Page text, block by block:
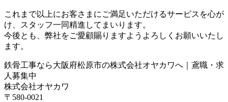
これまで以上にお客さまにご満足いただけるサービスを心が
け、スタッフ一同精進してまいります。
今後とも、弊社をご愛顧賜りますようよろしくお願いいたし
ます。
鉄骨工事なら大阪府松原市の株式会社オヤカワへ｜鳶職・求
人募集中
株式会社オヤカワ
〒580-0021